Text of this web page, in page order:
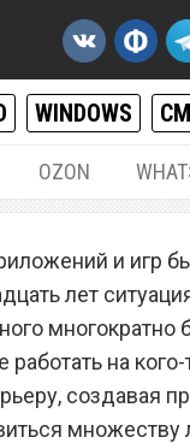
WINDOWS
OZON
и
и игр
лет
многократно
на кого-
создавая